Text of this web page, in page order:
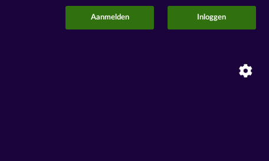
Aanmelden Inloggen